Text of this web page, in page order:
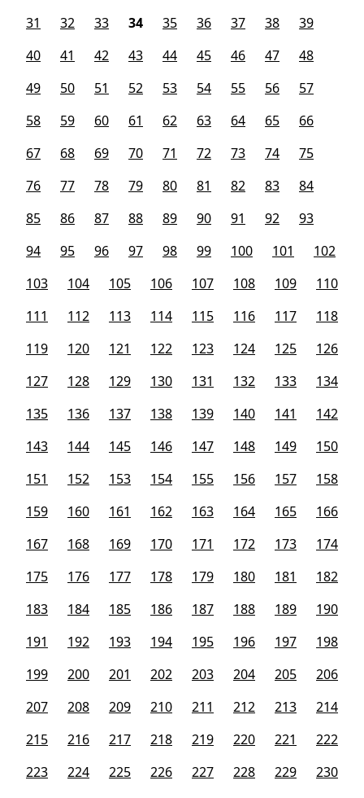
31
32 33 34 35 36 37 38
39
40
41 42 43 44 45 46 47
48
49
50 51 52 53 54 55 56
57
58
59 60 61 62 63 64 65
66
67
68 69 70 71 72 73 74
75
76
77 78 79 80 81 82 83
84
85
86 87 88 89 90 91 92
93
94
95 96 97 98 99 100 101
102
103
104 105 106 107 108 109
110
111
112 113 114 115 116 117
118
119
120 121 122 123 124 125
126
127
128 129 130 131 132 133
134
135
136 137 138 139 140 141
142
143
144 145 146 147 148 149
150
151
152 153 154 155 156 157
158
159
160 161 162 163 164 165
166
167
168 169 170 171 172 173
174
175
176 177 178 179 180 181
182
183
184 185 186 187 188 189
190
191
192 193 194 195 196 197
198
199
200 201 202 203 204 205
206
207
208 209 210 211 212 213
214
215
216 217 218 219 220 221
222
223
224 225 226 227 228 229
230